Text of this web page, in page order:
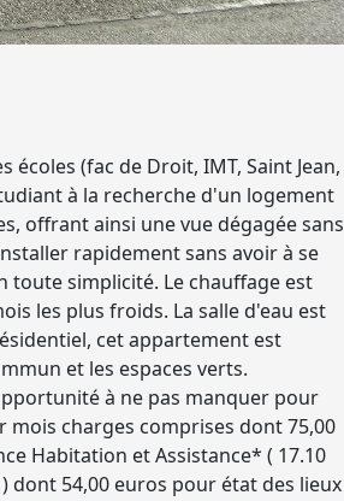
(fac de Droit, IMT, Saint Jean,
à la recherche d'un logement
offrant ainsi une vue dégagée sans
rapidement sans avoir à se
toute simplicité. Le chauffage est
les plus froids. La salle d'eau est
cet appartement est
et les espaces verts.
à ne pas manquer pour
mois charges comprises dont 75,00
Habitation et Assistance* ( 17.10
dont 54,00 euros pour état des lieux